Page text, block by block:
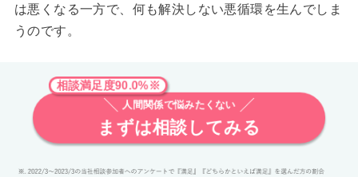
は悪くなる一方で、何も解決しない悪循環を生んでしま
うのです。
相談満足度90.0%※
人間関係で悩みたくない
まずは相談してみる